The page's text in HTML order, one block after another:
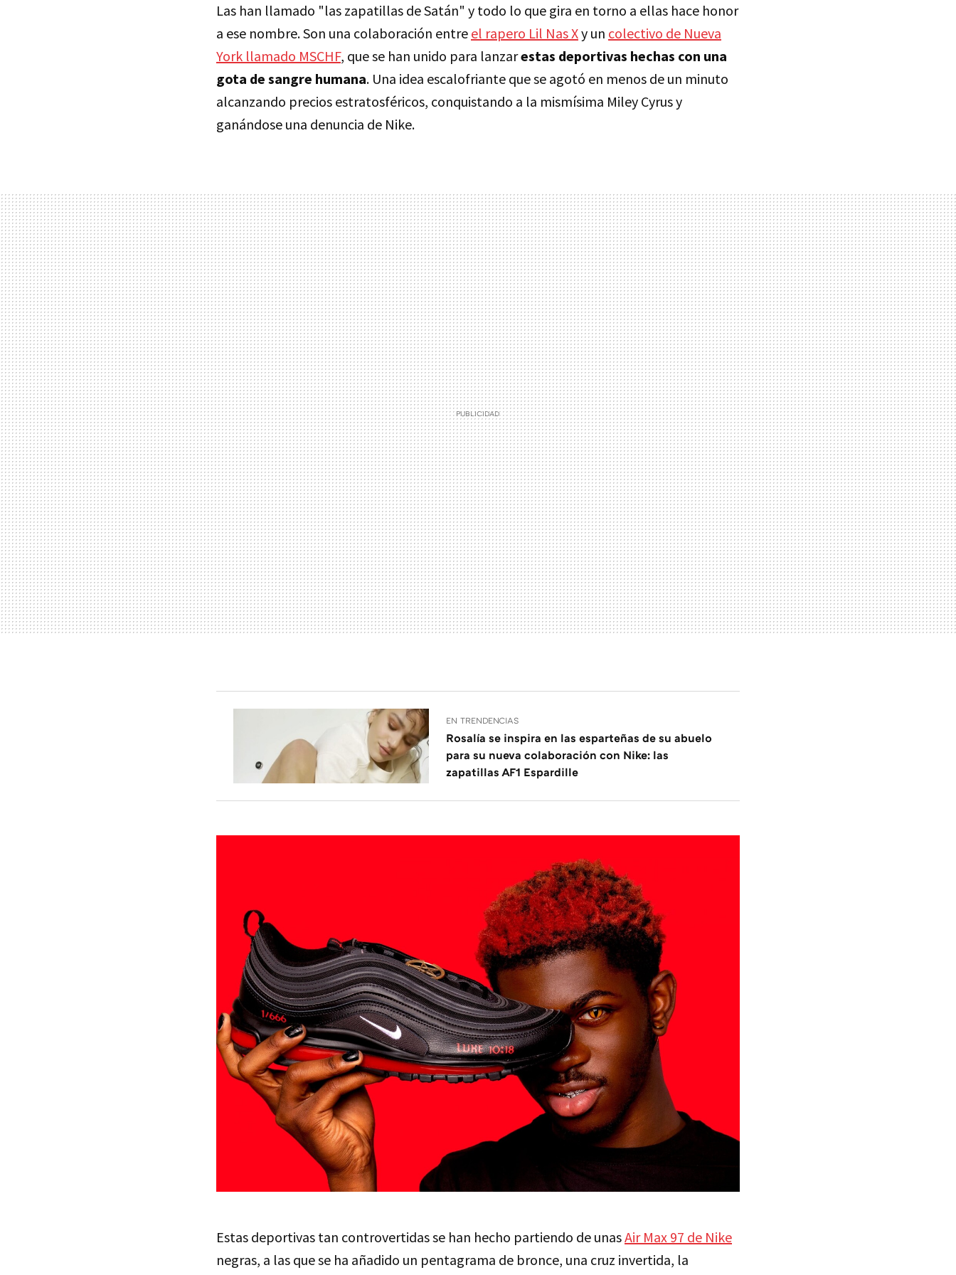
Las han llamado "las zapatillas de Satán" y todo lo que gira en torno a ellas hace honor
a ese nombre. Son una colaboración entre el rapero Lil Nas Xy un colectivo de Nueva
York llamado MSCHF, que se han unido para lanzarestas deportivas hechas con una
gota de sangre humana. Una idea escalofriante que se agotó en menos de un minuto
alcanzando precios estratosféricos, conquistando a la mismísima Miley Cyrus y
ganándose una denuncia de Nike.
EN TRENDENCIAS
Rosalía se inspira en las esparteñas de su abuelo
para su nueva colaboración con Nike: las
zapatillas AF1 Espardille
Estas deportivas tan controvertidas se han hecho partiendo de unasAir Max 97 de Nike
negras, a las que se ha añadido un pentagrama de bronce, una cruz invertida, la